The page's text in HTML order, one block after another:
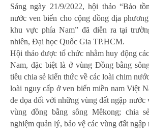
Sáng ngày 21/9/2022, hội thảo “Bảo
nước ven biển cho cộng đồng địa
khu vực phía Nam” đã diễn ra tại
nhiên, Đại học Quốc Gia TP.HCM.
Hội thảo được tổ chức nhằm huy động
Nam, đặc biệt là ở vùng Đồng bằng
tiêu chia sẻ kiến thức về các loài chim
loài nguy cấp ở ven biển miền nam Việt
đe dọa đối với những vùng đất ngập nước
vùng đồng bằng sông Mêkong; chia
nghiệm quản lý, bảo vệ các vùng đất ngập